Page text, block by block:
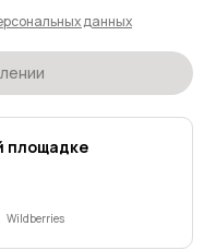
данных
площадке
Wildberries